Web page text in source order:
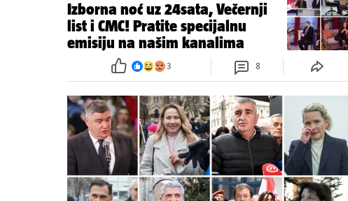
Izborna noć uz 24sata, Večernji
list i CMC! Pratite specijalnu
emisiju na našim kanalima
3 8